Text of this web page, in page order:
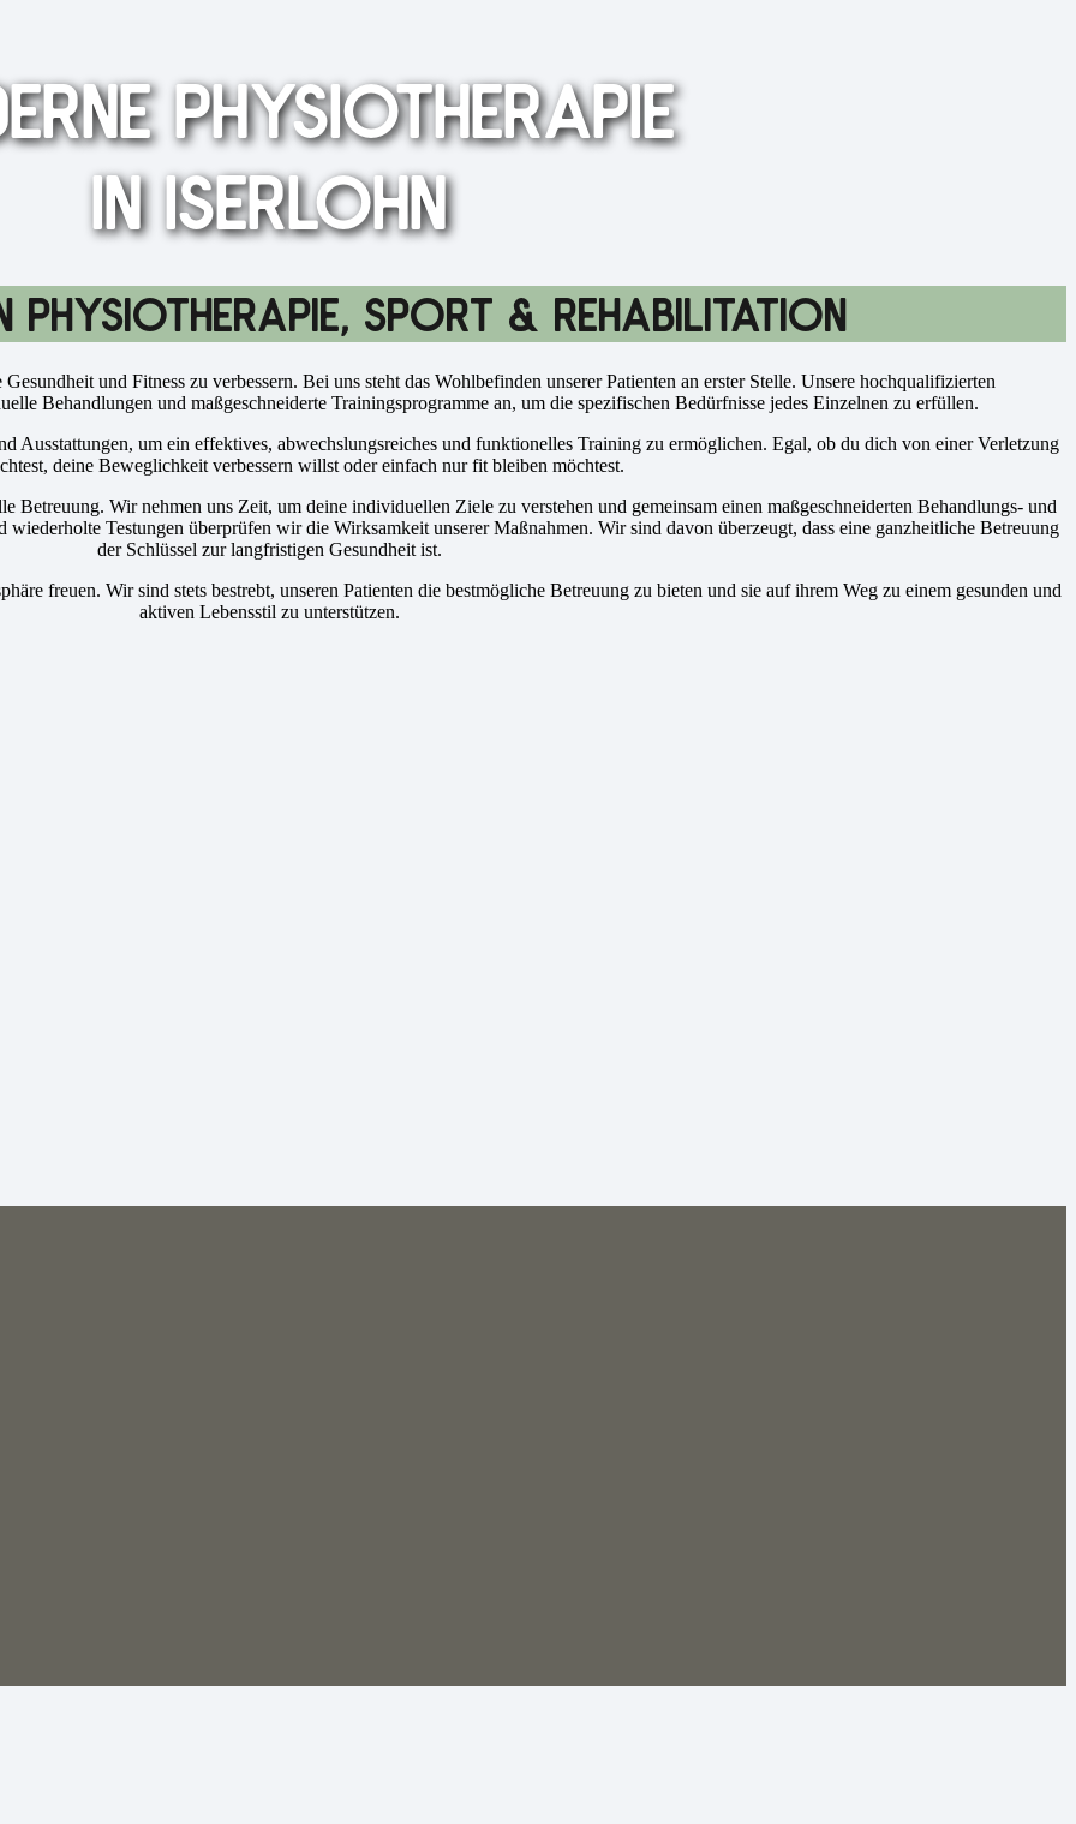
PHYSIOTHERAPIE
IN ISERLOHN
PHYSIOTHERAPIE, SPORT & REHABILITATION
und Fitness zu verbessern. Bei uns steht das Wohlbefinden unserer Patienten an erster Stelle. Unsere hochqualifizierten
Behandlungen und maßgeschneiderte Trainingsprogramme an, um die spezifischen Bedürfnisse jedes Einzelnen zu erfüllen.
Ausstattungen, um ein effektives, abwechslungsreiches und funktionelles Training zu ermöglichen. Egal, ob du dich von einer Verletzung
deine Beweglichkeit verbessern willst oder einfach nur fit bleiben möchtest.
Betreuung. Wir nehmen uns Zeit, um deine individuellen Ziele zu verstehen und gemeinsam einen maßgeschneiderten Behandlungs- und
Testungen überprüfen wir die Wirksamkeit unserer Maßnahmen. Wir sind davon überzeugt, dass eine ganzheitliche Betreuung
der Schlüssel zur langfristigen Gesundheit ist.
freuen. Wir sind stets bestrebt, unseren Patienten die bestmögliche Betreuung zu bieten und sie auf ihrem Weg zu einem gesunden und
aktiven Lebensstil zu unterstützen.